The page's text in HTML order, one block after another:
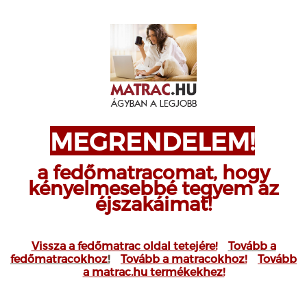
MEGRENDELEM!
a fedőmatracomat, hogy
kényelmesebbé tegyem az
éjszakáimat!
Vissza a fedőmatrac oldal tetejére!
Tovább a
fedőmatracokhoz! Tovább a matracokhoz!
Tovább
a matrac.hu termékekhez!